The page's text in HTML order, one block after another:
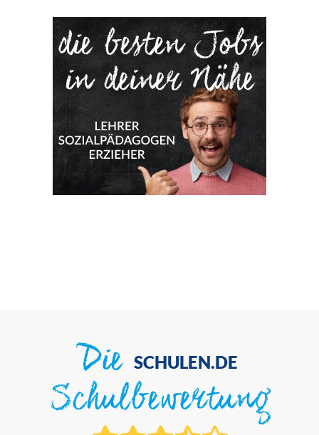
Die SCHULEN.DE
Schulbewertung